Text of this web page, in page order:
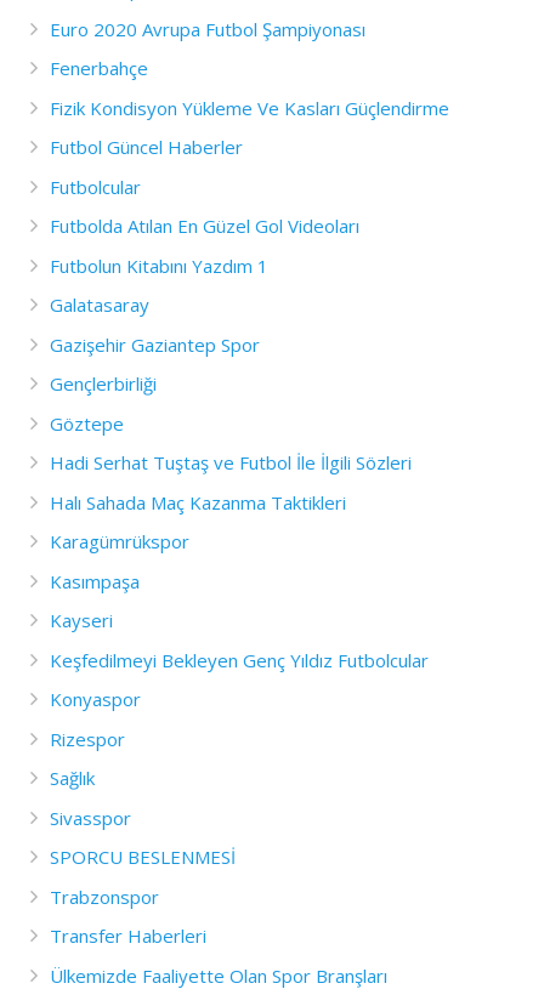
Euro 2020 Avrupa Futbol Şampiyonası
Fenerbahçe
Fizik Kondisyon Yükleme Ve Kasları Güçlendirme
Futbol Güncel Haberler
Futbolcular
Futbolda Atılan En Güzel Gol Videoları
Futbolun Kitabını Yazdım 1
Galatasaray
Gazişehir Gaziantep Spor
Gençlerbirliği
Göztepe
Hadi Serhat Tuştaş ve Futbol İle İlgili Sözleri
Halı Sahada Maç Kazanma Taktikleri
Karagümrükspor
Kasımpaşa
Kayseri
Keşfedilmeyi Bekleyen Genç Yıldız Futbolcular
Konyaspor
Rizespor
Sağlık
Sivasspor
SPORCU BESLENMESİ
Trabzonspor
Transfer Haberleri
Ülkemizde Faaliyette Olan Spor Branşları